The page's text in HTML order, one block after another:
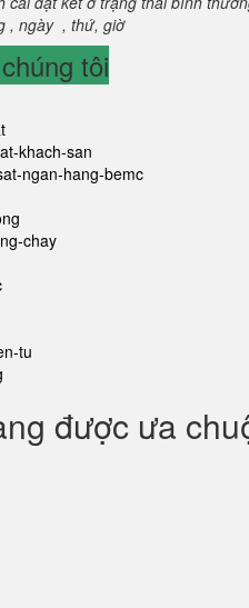
, ngày , thứ, giờ
tôi
khach-san
ngan-hang-bemc
chay
tu
được ưa